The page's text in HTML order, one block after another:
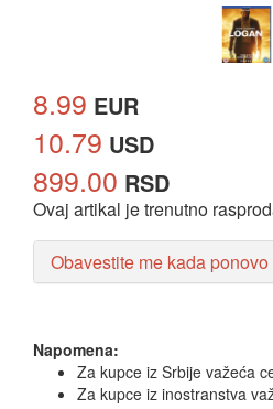
8.99 EUR
10.79 USD
899.00 RSD
Ovaj artikal je trenutno
Obavestite me kada
Napomena:
Za kupce iz Srbije važeća
Za kupce iz inostranstva